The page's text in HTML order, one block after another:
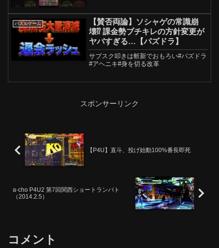
パズルゲーム
【賛否両論】ソシャゲの常識崩
壊⁉︎ 課金勢ブチキレの方針変更が
ヤバすぎる…【パズドラ】
サブスク叩きは斬新でおもろい#パズドラ
#アヘニキ#身を切る改革
スポンサーリンク
【P4U】直斗、投げ始動100%番長即死
a-cho P4U2 第7回関西ショートランバト
（2014.2.5）
コメント